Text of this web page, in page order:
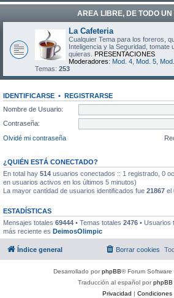
AREA LIBRE, DE TODO UN
La Cafeteria
Cualquier Tema para los foreros,
Inteligencia y la Seguridad, tomate
quieras. PRESENTACIONES
Moderadores: Mod. 4 Mod. 5
Temas: 253
IDENTIFICARSE • REGISTRARSE
Nombre de Usuario:
Contraseña:
Olvidé mi contraseña
¿QUIÉN ESTÁ CONECTADO?
En total hay 514 usuarios conectados :: 1 registrado, 0
en usuarios activos en los últimos 5 minutos)
La mayor cantidad de usuarios identificados fue 21867 el
ESTADÍSTICAS
Mensajes totales 69444 • Temas totales 2476 • Usuarios
más reciente es DeimosOlimpic
Índice general Borrar cookies
Desarrollado porphpBB® Forum
Traducción al español porphpBB
Privacidad | Condiciones